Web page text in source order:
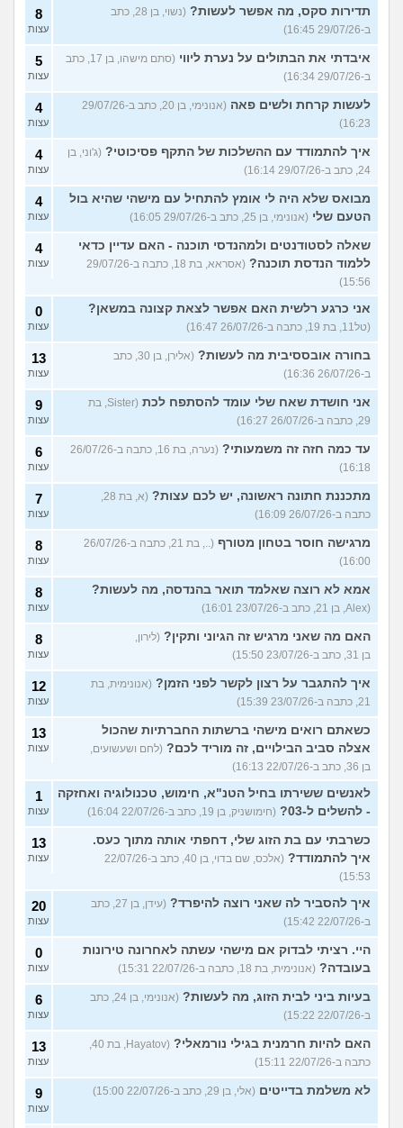
תדירות סקס, מה אפשר לעשות?
(נשוי, בן 28, כתב
ב-29/07/26 16:45)
8
עצות
איבדתי את הבתולים על נערת ליווי
(סתם מישהו, בן 17, כתב
ב-29/07/26 16:34)
5
עצות
לעשות קרחת ולשים פאה
(אנונימי, בן 20, כתב ב-29/07/26
16:23)
4
עצות
איך להתמודד עם ההשלכות של התקף פסיכוטי? (ג'וני, בן
24, כתב ב-29/07/26 16:14)
4
עצות
מבואס שלא היה לי אומץ להתחיל עם מישהי שהיא בול
הטעם שלי (אנונימי, בן 25, כתב ב-29/07/26 16:05)
4
עצות
שאלה לסטודנטים ולמהנדסי תוכנה - האם עדיין כדאי
ללמוד הנדסת תוכנה?
(אסראא, בת 18, כתבה ב-29/07/26
15:56)
4
עצות
אני כרגע רלשית האם אפשר לצאת קצונה במשאן?
(טל11, בת 19, כתבה ב-26/07/26 16:47)
0
עצות
בחורה אובססיבית מה לעשות?
(אלירן, בן 30, כתב
ב-26/07/26 16:36)
13
עצות
אני חושדת שאח שלי עומד להסתפח לכת
(Sister, בת
29, כתבה ב-26/07/26 16:27)
9
עצות
עד כמה חזה זה משמעותי?
(נערה, בת 16, כתבה ב-26/07/26
16:18)
6
עצות
מתכננת חתונה ראשונה, יש לכם עצות?
(א, בת 28,
כתבה ב-26/07/26 16:09)
7
עצות
מרגישה חוסר בטחון מטורף
(.., בת 21, כתבה ב-26/07/26
16:00)
8
עצות
אמא לא רוצה שאלמד תואר בהנדסה, מה לעשות?
(Alex, בן 21, כתב ב-23/07/26 16:01)
8
עצות
האם מה שאני מרגיש זה הגיוני ותקין? (לירון,
בן 31, כתב ב-23/07/26 15:50)
8
עצות
איך להתגבר על רצון לקשר לפני הזמן? (אנונימית, בת
21, כתבה ב-23/07/26 15:39)
12
עצות
כשאתם רואים מישהי ברשתות החברתיות שהכול
אצלה סביב הבילויים, זה מוריד לכם? (לחם ושעשועים,
בן 36, כתב ב-22/07/26 16:13)
13
עצות
לאנשים ששירתו בחיל הטנ"א, חימוש, טכנולוגיה ואחזקה
- להשלים ל-03?
(חימושניק, בן 19, כתב ב-22/07/26 16:04)
1
עצות
כשרבתי עם בת הזוג שלי, דחפתי אותה מתוך כעס.
איך להתמודד?
(אלכס, שם בדוי, בן 40, כתב ב-22/07/26
15:53)
13
עצות
איך להסביר לה שאני רוצה להיפרד?
(עידן, בן 27, כתב
ב-22/07/26 15:42)
20
עצות
היי. רציתי לבדוק אם מישהי עשתה לאחרונה טירונות
בעובדה? (אנונימית, בת 18, כתבה ב-22/07/26 15:31)
0
עצות
בעיות ביני לבית הזוג, מה לעשות?
(אנונימי, בן 24, כתב
ב-22/07/26 15:22)
6
עצות
האם להיות חרמנית בגילי נורמאלי?
(Hayatov, בת 40,
כתבה ב-22/07/26 15:11)
13
עצות
לא משלמת בדייטים (אלי, בן 29, כתב ב-22/07/26 15:00) 9
עצות